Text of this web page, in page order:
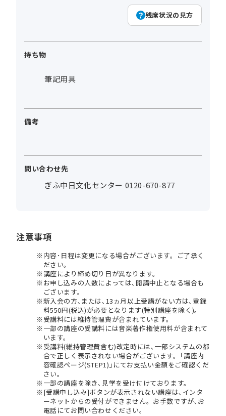
残席状況の見方
持ち物
筆記用具
備考
問い合わせ先
ぎふ中日文化センター 0120-670-877
注意事項
内容･日程は変更になる場合がございます。ご了承く
ださい。
講座により締め切り日が異なります。
お申し込みの人数によっては､開講中止となる場合も
ございます。
新入会の方､または､13ヵ月以上受講がない方は､登録
料550円(税込)が必要となります(特別講座を除く)。
受講料には維持管理費が含まれています。
一部の講座の受講料には音楽著作権使用料が含まれて
います。
受講料(維持管理費含む)改定時には､一部システムの都
合で正しく表示されない場合がございます。｢講座内
容確認ページ(STEP1)｣にてお支払い金額をご確認くだ
さい。
一部の講座を除き､見学を受け付けております。
[受講申し込み]ボタンが表示されない講座は､インタ
ーネットからの受付ができません。お手数ですが､お
電話にてお問い合わせください。